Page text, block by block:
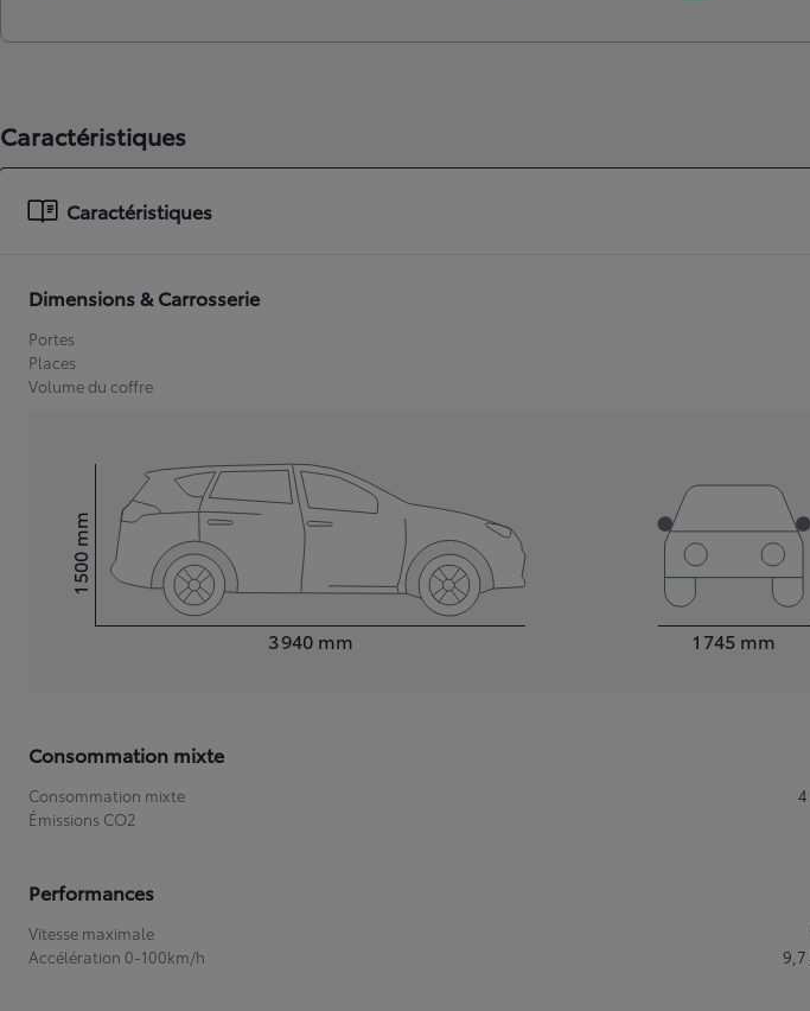
Caractéristiques
Caractéristiques
Dimensions & Carrosserie
Portes
Places
Volume du coffre
3 940 mm
Hauteur1 500
mm
1 745 mm
Consommation mixte
Consommation mixte 4
Émissions CO2
Performances
Vitesse maximale
Accélération 0-100km/h
9,7